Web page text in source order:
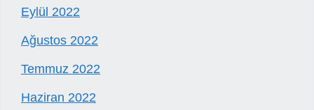
Eylül 2022
Ağustos 2022
Temmuz 2022
Haziran 2022